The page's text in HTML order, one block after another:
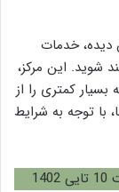
دیده، خدمات
شوید. این مرکز،
بسیار کمتری را از
با توجه به شرایط